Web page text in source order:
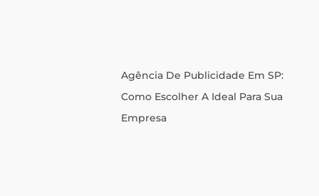
Agência De Publicidade Em SP:
Como Escolher A Ideal Para Sua
Empresa